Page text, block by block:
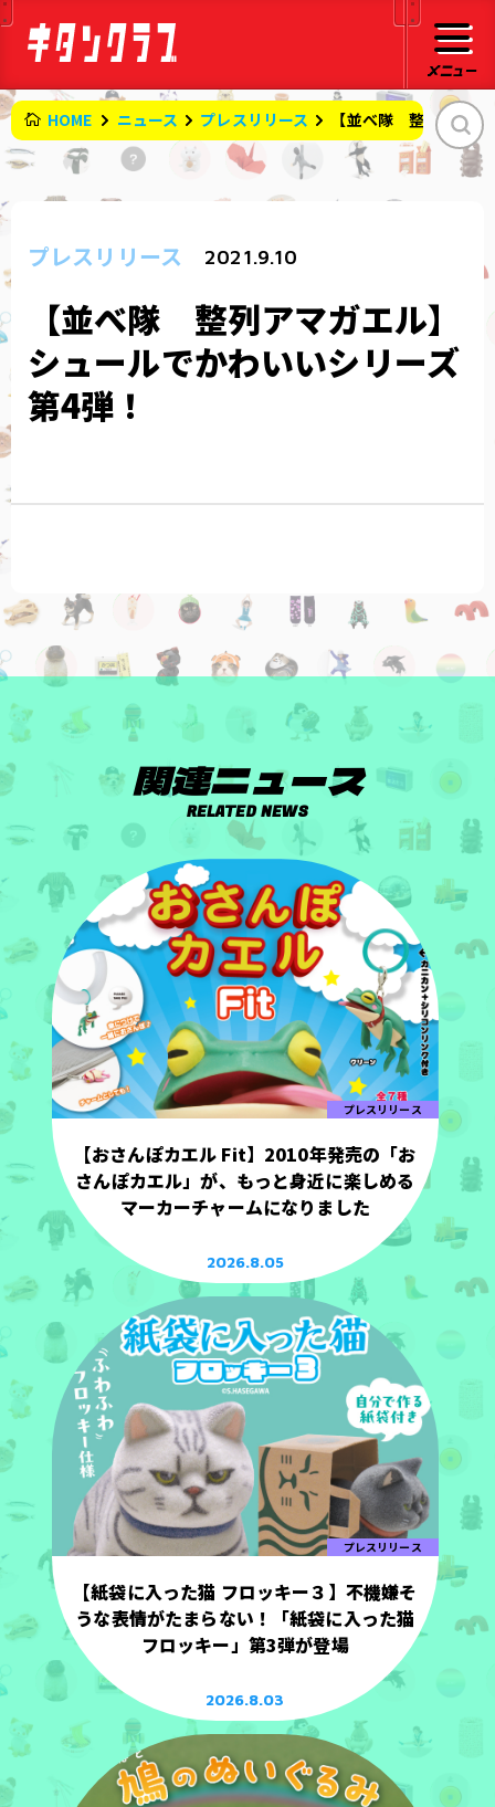
HOME ニュース プレスリリース 【並べ隊 整列アマガ
プレスリリース 2021.9.10
【並べ隊 整列アマガエル】
シュールでかわいいシリーズ
第4弾！
関連ニュース
RELATED NEWS
プレスリリース
【おさんぽカエル Fit】2010年発売の「お
さんぽカエル」が、もっと身近に楽しめる
マーカーチャームになりました
2026.8.05
プレスリリース
【紙袋に入った猫 フロッキー３】不機嫌そ
うな表情がたまらない！「紙袋に入った猫
フロッキー」第3弾が登場
2026.8.03